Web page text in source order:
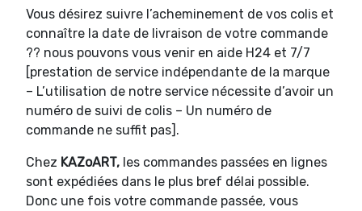
Vous désirez suivre l’acheminement de vos colis et
connaître la date de livraison de votre commande
?? nous pouvons vous venir en aide H24 et 7/7
[prestation de service indépendante de la marque
– L’utilisation de notre service nécessite d’avoir un
numéro de suivi de colis – Un numéro de
commande ne suffit pas].
Chez KAZoART, les commandes passées en lignes
sont expédiées dans le plus bref délai possible.
Donc une fois votre commande passée, vous